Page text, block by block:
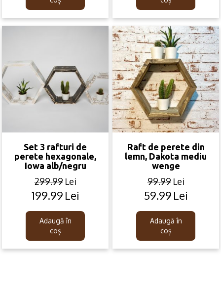
Set 3 rafturi de
perete hexagonale,
Iowa alb/negru
299.99 Lei
Original
was:
299.99lei.
199.99 Lei
Current
is:
199.99lei.
Adaugă în
coș
Raft de perete din
lemn, Dakota mediu
wenge
99.99 Lei
Original
was:
99.99lei.
59.99 Lei
Current
is:
59.99lei.
Adaugă în
coș